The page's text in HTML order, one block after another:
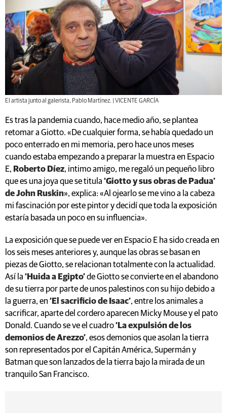
El artista junto al galerista, Pablo Martínez. | VICENTE GARCÍA
Es tras la pandemia cuando, hace medio año, se plantea
retomar a Giotto. «De cualquier forma, se había quedado un
poco enterrado en mi memoria, pero hace unos meses
cuando estaba empezando a preparar la muestra en Espacio
E, Roberto Díez, intimo amigo, me regaló un pequeño libro
que es una joya que se titula ‘Giotto y sus obras de Padua’
de John Ruskin», explica: «Al ojearlo se me vino a la cabeza
mi fascinación por este pintor y decidí que toda la exposición
estaría basada un poco en su influencia».
La exposición que se puede ver en Espacio E ha sido creada en
los seis meses anteriores y, aunque las obras se basan en
piezas de Giotto, se relacionan totalmente con la actualidad.
Así la ‘Huida a Egipto’de Giotto se convierte en el abandono
de su tierra por parte de unos palestinos con su hijo debido a
la guerra, en ‘El sacrificio de Isaac’, entre los animales a
sacrificar, aparte del cordero aparecen Micky Mouse y el pato
Donald. Cuando se ve el cuadro‘La expulsión de los
demonios de Arezzo’, esos demonios que asolan la tierra
son representados por el Capitán América, Supermán y
Batman que son lanzados de la tierra bajo la mirada de un
tranquilo San Francisco.